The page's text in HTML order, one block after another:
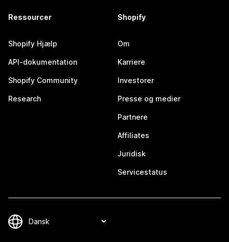
Ressourcer
Shopify Hjælp
API-dokumentation
Shopify Community
Research
Shopify
Om
Karriere
Investorer
Presse og medier
Partnere
Affiliates
Juridisk
Servicestatus